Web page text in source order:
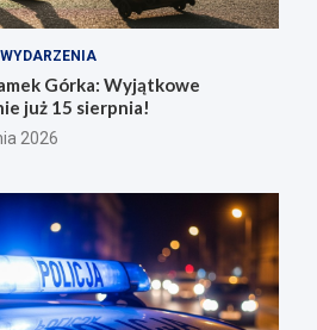
WYDARZENIA
Górka: Wyjątkowe
już 15 sierpnia!
2026